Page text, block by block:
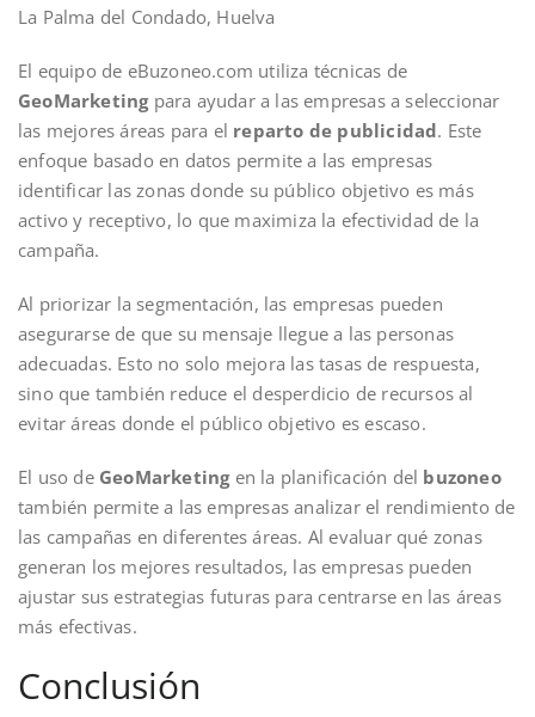
La Palma del Condado, Huelva
El equipo de eBuzoneo.com utiliza técnicas de
GeoMarketingpara ayudar a las empresas a seleccionar
las mejores áreas para el reparto de publicidad. Este
enfoque basado en datos permite a las empresas
identificar las zonas donde su público objetivo es más
activo y receptivo, lo que maximiza la efectividad de la
campaña.
Al priorizar la segmentación, las empresas pueden
asegurarse de que su mensaje llegue a las personas
adecuadas. Esto no solo mejora las tasas de respuesta,
sino que también reduce el desperdicio de recursos al
evitar áreas donde el público objetivo es escaso.
El uso de GeoMarketingen la planificación del buzoneo
también permite a las empresas analizar el rendimiento de
las campañas en diferentes áreas. Al evaluar qué zonas
generan los mejores resultados, las empresas pueden
ajustar sus estrategias futuras para centrarse en las áreas
más efectivas.
Conclusión